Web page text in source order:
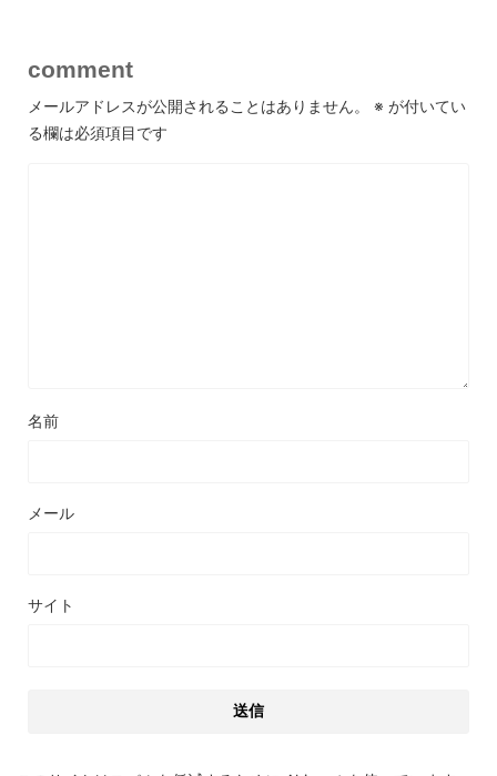
comment
メールアドレスが公開されることはありません。 ※ が付いてい
る欄は必須項目です
名前
メール
サイト